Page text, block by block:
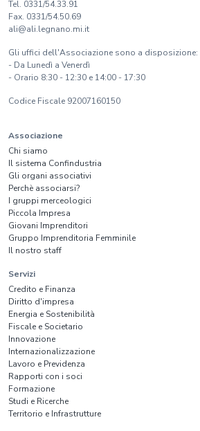
Tel. 0331/54.33.91
Fax. 0331/54.50.69
ali@ali.legnano.mi.it
Gli uffici dell'Associazione sono a disposizione:
- Da Lunedì a Venerdì
- Orario 8:30 - 12:30 e 14:00 - 17:30
Codice Fiscale 92007160150
Associazione
Chi siamo
Il sistema Confindustria
Gli organi associativi
Perchè associarsi?
I gruppi merceologici
Piccola Impresa
Giovani Imprenditori
Gruppo Imprenditoria Femminile
Il nostro staff
Servizi
Credito e Finanza
Diritto d'impresa
Energia e Sostenibilità
Fiscale e Societario
Innovazione
Internazionalizzazione
Lavoro e Previdenza
Rapporti con i soci
Formazione
Studi e Ricerche
Territorio e Infrastrutture